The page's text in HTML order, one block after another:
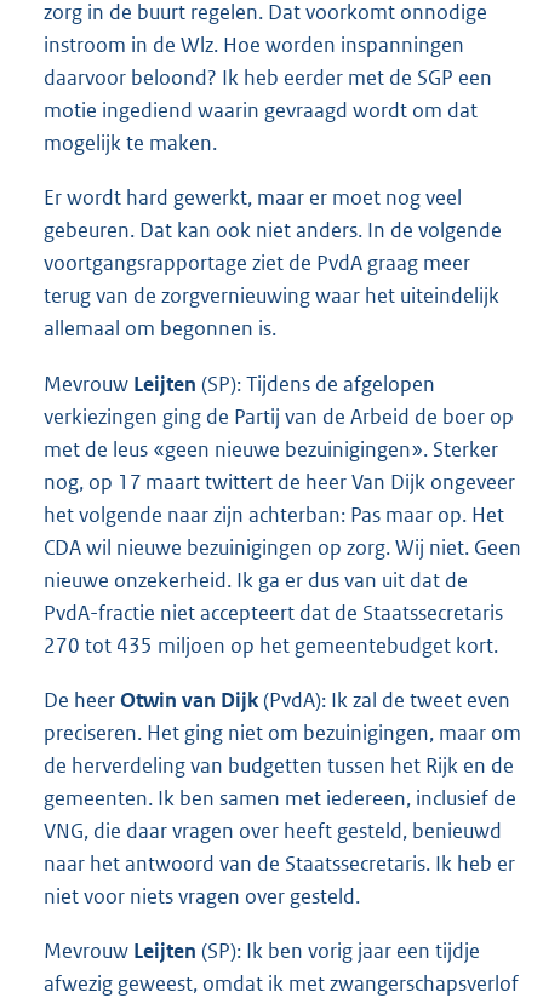
zorg in de buurt regelen. Dat voorkomt onnodige
instroom in de Wlz. Hoe worden inspanningen
daarvoor beloond? Ik heb eerder met de SGP een
motie ingediend waarin gevraagd wordt om dat
mogelijk te maken.
Er wordt hard gewerkt, maar er moet nog veel
gebeuren. Dat kan ook niet anders. In de volgende
voortgangsrapportage ziet de PvdA graag meer
terug van de zorgvernieuwing waar het uiteindelijk
allemaal om begonnen is.
Mevrouw Leijten (SP): Tijdens de afgelopen
verkiezingen ging de Partij van de Arbeid de boer op
met de leus «geen nieuwe bezuinigingen». Sterker
nog, op 17 maart twittert de heer Van Dijk ongeveer
het volgende naar zijn achterban: Pas maar op. Het
CDA wil nieuwe bezuinigingen op zorg. Wij niet. Geen
nieuwe onzekerheid. Ik ga er dus van uit dat de
PvdA-fractie niet accepteert dat de Staatssecretaris
270 tot 435 miljoen op het gemeentebudget kort.
De heerOtwin van Dijk(PvdA): Ik zal de tweet even
preciseren. Het ging niet om bezuinigingen, maar om
de herverdeling van budgetten tussen het Rijk en de
gemeenten. Ik ben samen met iedereen, inclusief de
VNG, die daar vragen over heeft gesteld, benieuwd
naar het antwoord van de Staatssecretaris. Ik heb er
niet voor niets vragen over gesteld.
Mevrouw Leijten (SP): Ik ben vorig jaar een tijdje
afwezig geweest, omdat ik met zwangerschapsverlof